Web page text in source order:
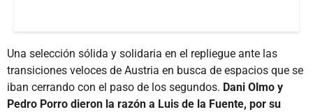
Una selección sólida y solidaria en el repliegue ante las
transiciones veloces de Austria en busca de espacios que se
iban cerrando con el paso de los segundos. Dani Olmo y
Pedro Porro dieron la razón a Luis de la Fuente, por su